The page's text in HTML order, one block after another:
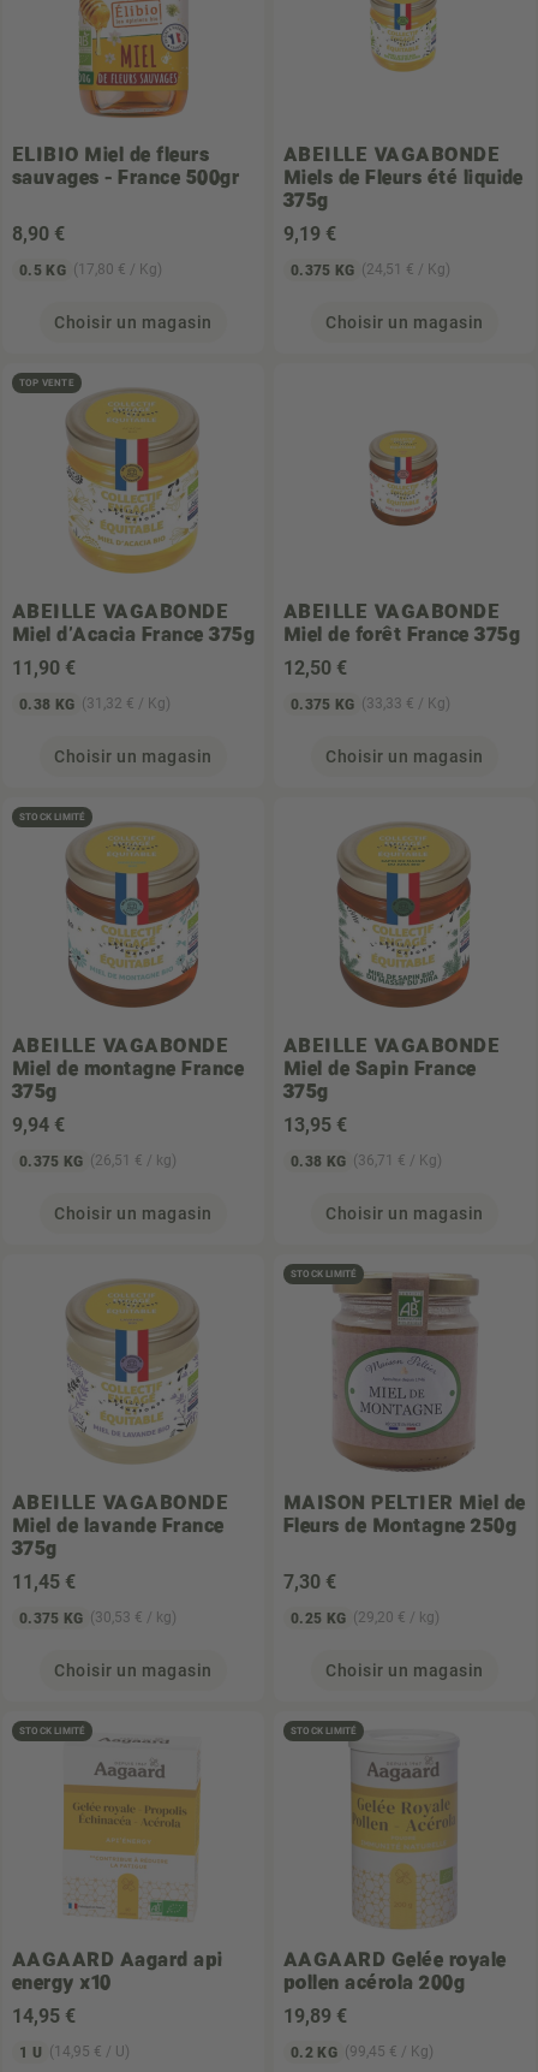
ELIBIO Miel de fleurs
sauvages - France 500gr
8,90 €
0.5 KG (17,80 € / Kg)
Choisir un magasin
ABEILLE VAGABONDE
Miels de Fleurs été liquide
375g
9,19 €
0.375 KG (24,51 € / Kg)
Choisir un magasin
TOP VENTE
ABEILLE VAGABONDE
Miel d'Acacia France 375g
11 ,90 €
0.38 KG (31,32 € / Kg)
Choisir un magasin
ABEILLE VAGABONDE
Miel de forêt France 375g
12,50 €
0.375 KG (33,33 € / Kg)
Choisir un magasin
STOCK LIMITÉ
ABEILLE VAGABONDE
Miel de montagne France
375g
9,94 €
0.375 KG (26,51 € / kg)
Choisir un magasin
ABEILLE VAGABONDE
Miel de Sapin France
375g
13,95 €
0.38 KG (36,71 € / Kg)
Choisir un magasin
ABEILLE VAGABONDE
Miel de lavande France
375g
11 ,45 €
0.375 KG (30,53 € / kg)
Choisir un magasin
STOCK LIMITÉ
MAISON PELTIER Miel de
Fleurs de Montagne 250g
7,30 €
0.25 KG (29,20 € / kg)
Choisir un magasin
STOCK LIMITÉ
AAGAARD Aagard api
energy x10
14,95 €
1 U (14,95 € / U)
STOCK LIMITÉ
AAGAARD Gelée royale
pollen acérola 200g
19,89 €
0.2 KG (99,45 € / Kg)